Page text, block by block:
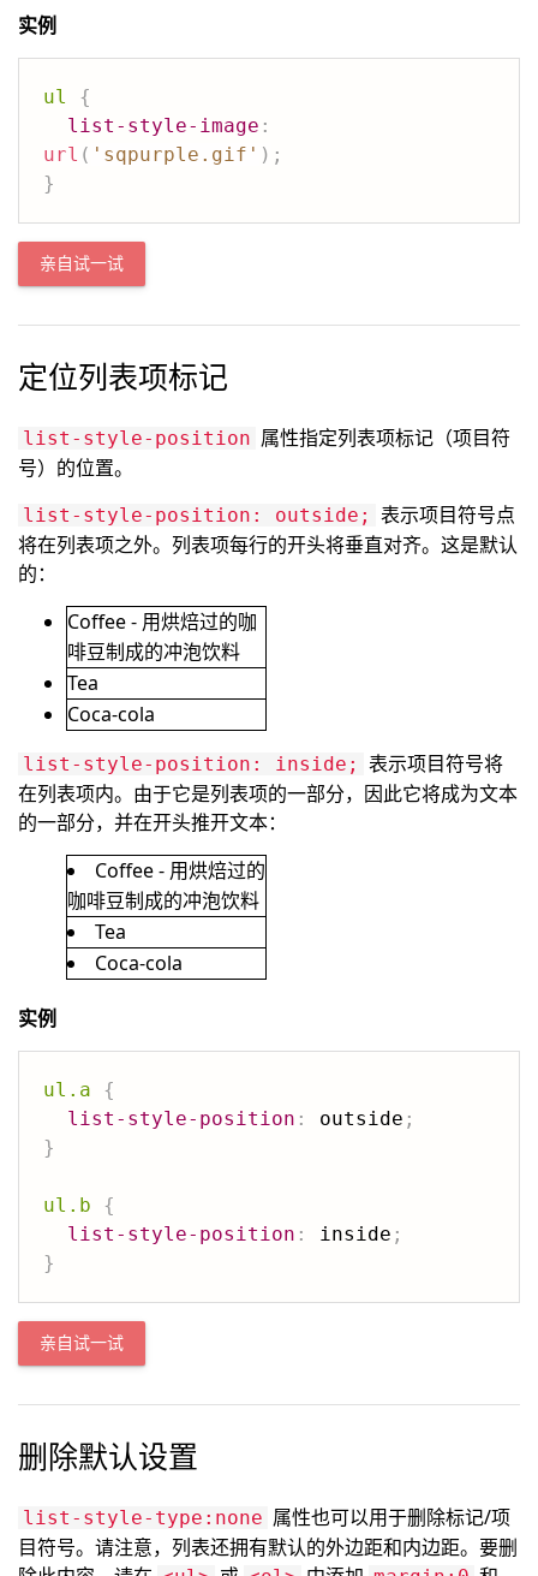
实例
ul
{
list-style-image :
url ( 'sqpurple.gif' ) ;
}
亲自试一试
定位列表项标记
list-style-position 属性指定列表项标记（项目符
号）的位置。
list-style-position: outside;
表示项目符号点
将在列表项之外。列表项每行的开头将垂直对齐。这是默认
的：
Coffee - 用烘焙过的咖
啡豆制成的冲泡饮料
Tea
Coca-cola
list-style-position: inside;
表示项目符号将
在列表项内。由于它是列表项的一部分，因此它将成为文本
的一部分，并在开头推开文本：
Coffee - 用烘焙过的
咖啡豆制成的冲泡饮料
Tea
Coca-cola
实例
ul.a
{
list-style-position : outside ;
}
ul.b
{
list-style-position : inside ;
}
亲自试一试
删除默认设置
list-style-type:none 属性也可以用于删除标记/项
目符号。请注意，列表还拥有默认的外边距和内边距。要删